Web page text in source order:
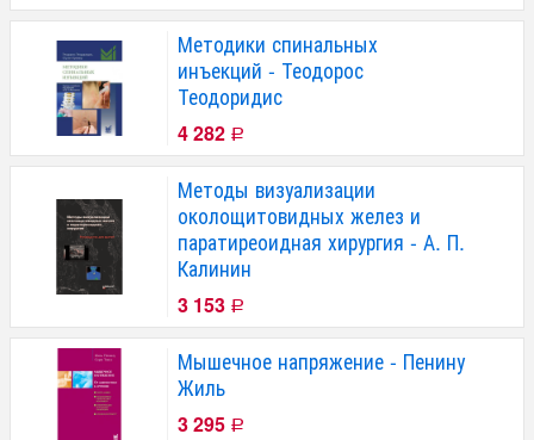
Методики спинальных
инъекций - Теодорос
Теодоридис
4 282 Р
Методы визуализации
околощитовидных желез и
паратиреоидная хирургия - А. П.
Калинин
3 153 Р
Мышечное напряжение - Пенину
Жиль
3 295 Р